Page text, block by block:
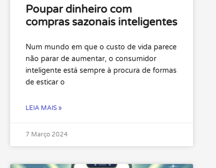
Poupar dinheiro com
compras sazonais inteligentes
Num mundo em que o custo de vida parece
não parar de aumentar, o consumidor
inteligente está sempre à procura de formas
de esticar o
LEIA MAIS »
7 Março 2024